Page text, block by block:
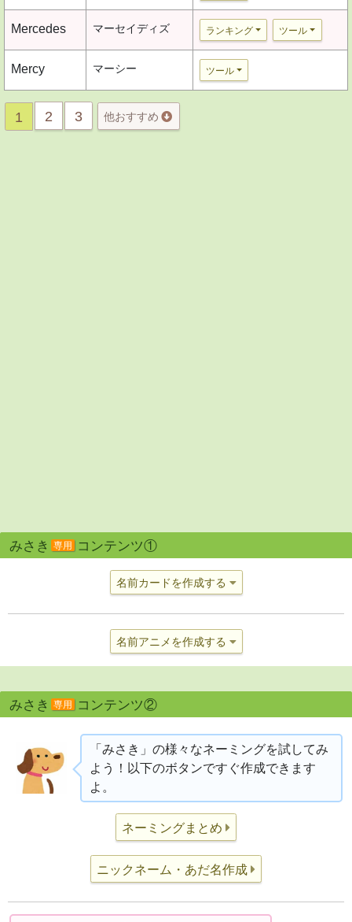
Mercedes マーセイディズ ランキング ツール
Mercy マーシー ツール
1 2 3 他おすすめ
みさき 専用 コンテンツ①
名前カードを作成する
名前アニメを作成する
みさき 専用 コンテンツ②
「みさき」の様々なネーミングを試してみ
よう！以下のボタンですぐ作成できます
よ。
ネーミングまとめ
ニックネーム・あだ名作成